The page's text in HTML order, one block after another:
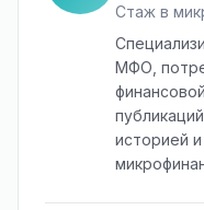
Стаж в
МФО,
историей